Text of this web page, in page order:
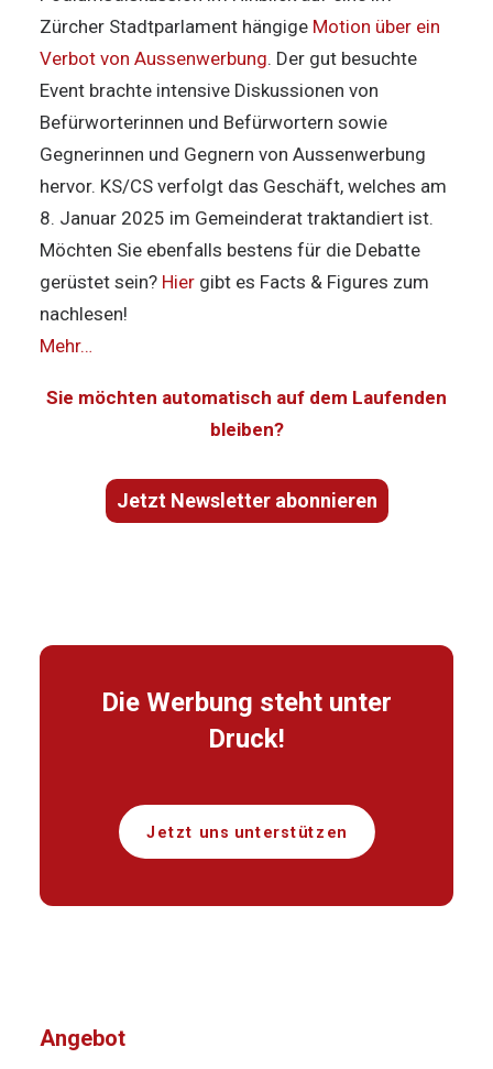
Zürcher Stadtparlament hängige Motion über ein
Verbot von Aussenwerbung. Der gut besuchte
Event brachte intensive Diskussionen von
Befürworterinnen und Befürwortern sowie
Gegnerinnen und Gegnern von Aussenwerbung
hervor. KS/CS verfolgt das Geschäft, welches am
8. Januar 2025 im Gemeinderat traktandiert ist.
Möchten Sie ebenfalls bestens für die Debatte
gerüstet sein? Hier gibt es Facts & Figures zum
nachlesen!
Mehr…
Sie möchten automatisch auf dem Laufenden
bleiben?
Jetzt Newsletter abonnieren
Die Werbung steht unter
Druck!
Jetzt uns unterstützen
Angebot